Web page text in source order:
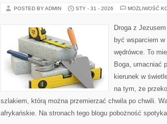
POSTED BY ADMIN STY - 31 - 2026 MOŻLIWOŚĆ
Droga z
być wsparciem
wędrówce. To
Boga, umacniać
kierunek w
na tym, że
szlakiem, którą można przemierzać chwila po chwili.
afrykańskie. Na stronach tego blogu pobożność